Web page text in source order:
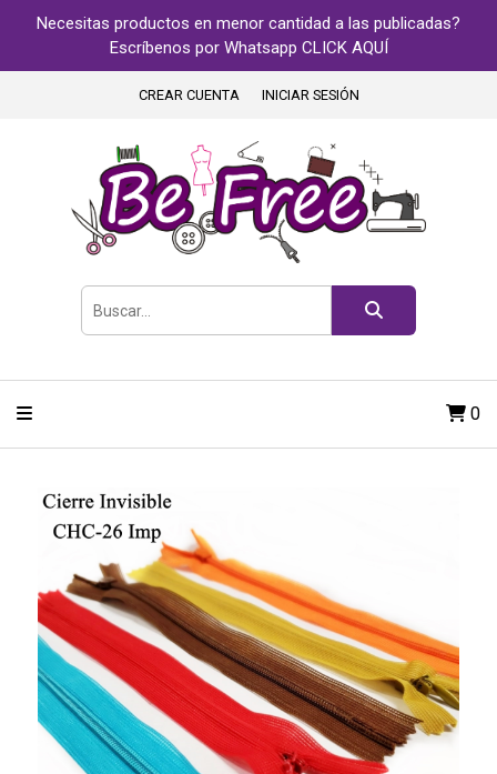
Necesitas productos en menor cantidad a las publicadas?
Escríbenos por Whatsapp CLICK AQUÍ
CREAR CUENTA INICIAR SESIÓN
0